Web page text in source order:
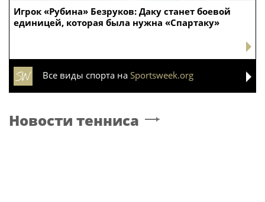
Игрок «Рубина» Безруков: Даку станет боевой
единицей, которая была нужна «Спартаку»
Все виды спорта на Sportsweek.org
Новости тенниса